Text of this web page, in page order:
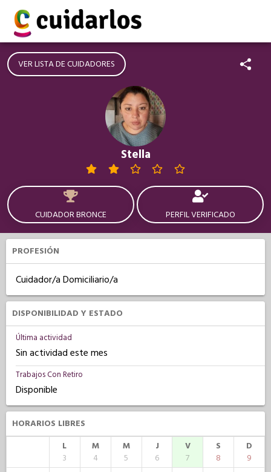
VER LISTA DE CUIDADORES
Stella
CUIDADOR BRONCE PERFIL VERIFICADO
PROFESIÓN
Cuidador/a Domiciliario/a
DISPONIBILIDAD Y ESTADO
Última actividad
Sin actividad este mes
Trabajos Con Retiro
Disponible
HORARIOS LIBRES
L
3
M
4
M
5
J
6
V
7
S
8
D
9